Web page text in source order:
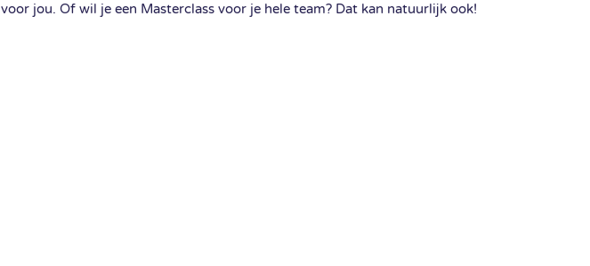
voor jou. Of wil je een Masterclass voor je hele team? Dat kan natuurlijk ook!